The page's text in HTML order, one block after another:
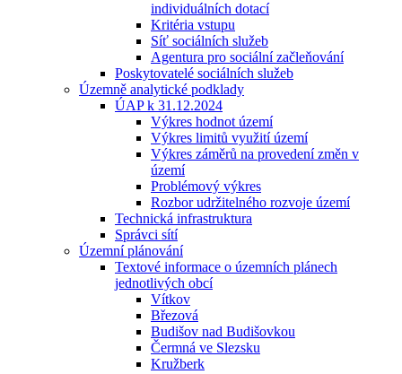
individuálních dotací
Kritéria vstupu
Síť sociálních služeb
Agentura pro sociální začleňování
Poskytovatelé sociálních služeb
Územně analytické podklady
ÚAP k 31.12.2024
Výkres hodnot území
Výkres limitů využití území
Výkres záměrů na provedení změn v
území
Problémový výkres
Rozbor udržitelného rozvoje území
Technická infrastruktura
Správci sítí
Územní plánování
Textové informace o územních plánech
jednotlivých obcí
Vítkov
Březová
Budišov nad Budišovkou
Čermná ve Slezsku
Kružberk